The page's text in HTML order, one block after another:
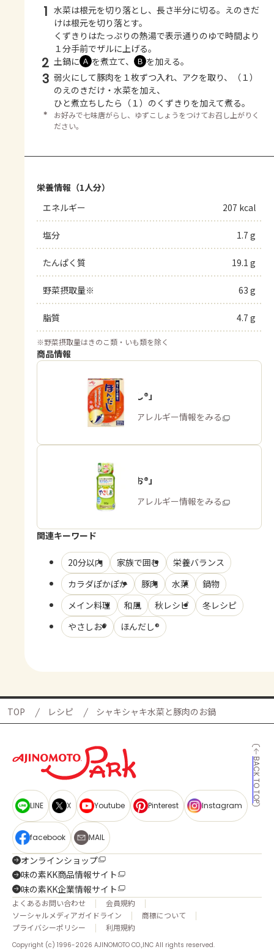
1 水菜は根元を切り落とし、長さ半分に切る。えのきだ
けは根元を切り落とす。
くずきりはたっぷりの熱湯で表示通りのゆで時間より
１分手前でザルに上げる。
2 土鍋に Ａ を煮立て、 Ｂ を加える。
3 弱火にして豚肉を１枚ずつ入れ、アクを取り、（１）
のえのきだけ・水菜を加え、
ひと煮立ちしたら（１）のくずきりを加えて煮る。
＊
お好みで七味唐がらし、ゆずこしょうをつけてお召し上がりく
ださい。
栄養情報（1人分）
エネルギー
207 kcal
塩分 1.7 g
たんぱく質 19.1 g
野菜摂取量※ 63 g
脂質 4.7 g
※野菜摂取量はきのこ類・いも類を除く
商品情報
「ほんだし®」
商品・アレルギー情報をみる
「やさしお®」
商品・アレルギー情報をみる
関連キーワード
20分以内 家族で囲む
栄養バランス
カラダぽかぽか
豚肉 水菜
鍋物
メイン料理
和風 秋レシピ
冬レシピ
やさしお®
ほんだし®
TOP レシピ シャキシャキ水菜と豚肉のお鍋
BACK TO TOP
LINE X Youtube Pinterest Instagram
facebook MAIL
オンラインショップ
味の素KK商品情報サイト
味の素KK企業情報サイト
よくあるお問い合わせ
会員規約
ソーシャルメディアガイドライン
商標について
プライバシーポリシー
利用規約
Copyright (c) 1996-2026 AJINOMOTO CO.,INC All rights reserved.